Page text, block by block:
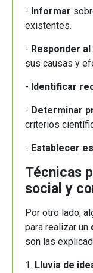
- Informar
existentes.
- Responder
sus causas y
- Identificar
- Determinar
criterios
- Establecer
Técnicas
social y
Por otro lado,
para realizar un
son las
1. Lluvia de